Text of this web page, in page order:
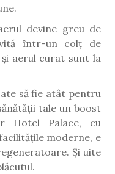
devine greu de
într-un colț de
aerul curat sunt la
să fie atât pentru
tale un boost
Hotel Palace, cu
moderne, e
Și uite